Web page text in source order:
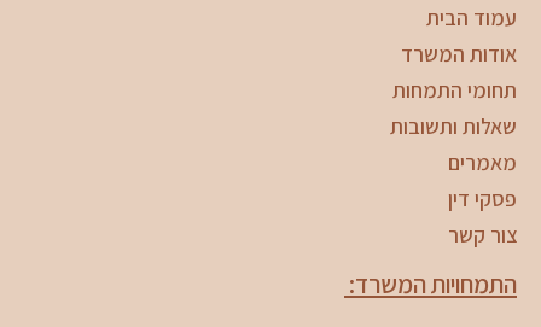
עמוד הבית
אודות המשרד
תחומי התמחות
שאלות ותשובות
מאמרים
פסקי דין
צור קשר
התמחויות המשרד: